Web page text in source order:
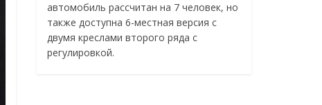
автомобиль рассчитан на 7 человек, но
также доступна 6-местная версия с
двумя креслами второго ряда с
регулировкой.